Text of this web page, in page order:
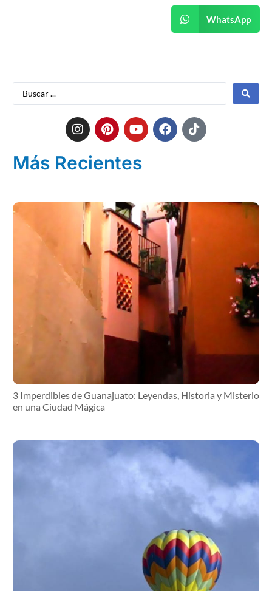
WhatsApp
Más Recientes
3 Imperdibles de Guanajuato: Leyendas, Historia y Misterio
en una Ciudad Mágica